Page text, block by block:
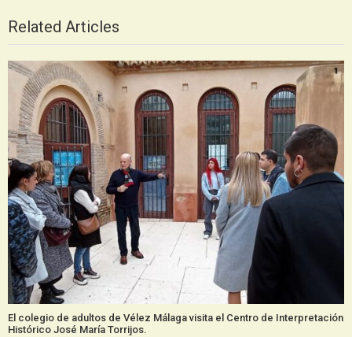
Related Articles
El colegio de adultos de Vélez Málaga visita el Centro de Interpretación
Histórico José María Torrijos.